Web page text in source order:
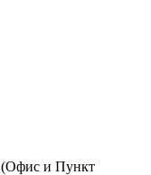
(Офис и Пункт